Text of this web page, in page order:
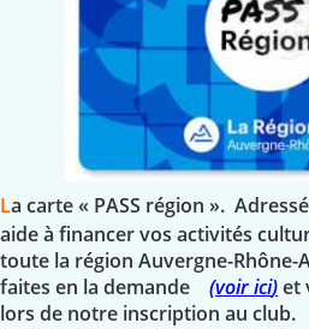
La carte« PASS région ».
aide à financer vos activités
toute la région Auvergne-Rhône-
faites en la demande
(voir ici)et
lors de notre inscription au club.